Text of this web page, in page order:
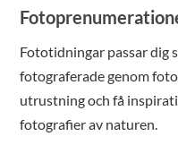
Fototidningar passar dig
fotograferade genom
utrustning och få
fotografier av naturen.